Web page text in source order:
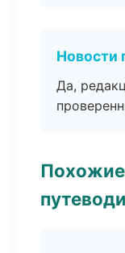
Новости
Да,
Похожие